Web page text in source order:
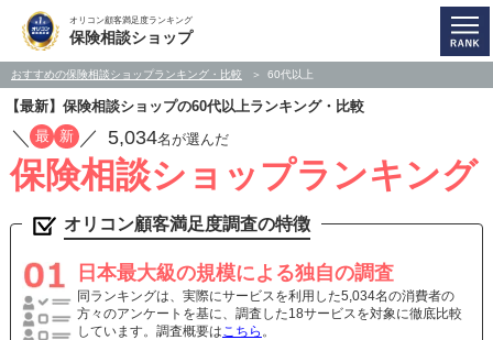
オリコン顧客満足度ランキング
保険相談ショップ
おすすめの保険相談ショップランキング・比較 60代以上
【最新】保険相談ショップの60代以上ランキング・比較
／ 最 新 ／ 5,034名が選んだ
保険相談ショップランキング
オリコン顧客満足度調査の特徴
日本最大級の規模による独自の調査
同ランキングは、実際にサービスを利用した5,034名の消費者の
方々のアンケートを基に、調査した18サービスを対象に徹底比較
しています。調査概要はこちら 。